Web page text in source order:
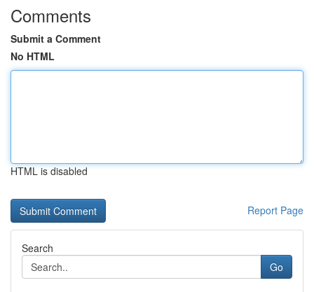
Comments
Submit a Comment
No HTML
HTML is disabled
Report Page
Search
Go